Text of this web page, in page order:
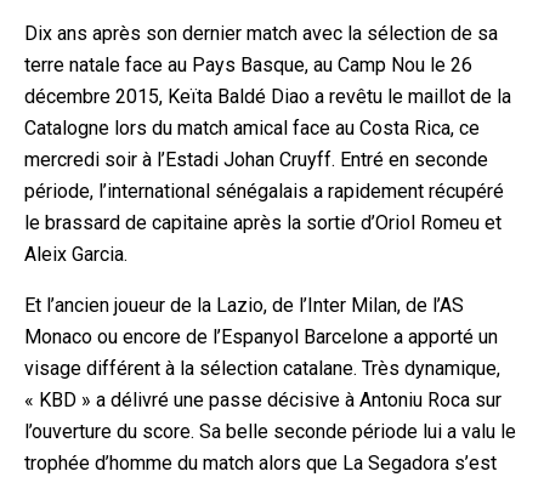
Dix ans après son dernier match avec la sélection de sa
terre natale face au Pays Basque, au Camp Nou le 26
décembre 2015, Keïta Baldé Diao a revêtu le maillot de la
Catalogne lors du match amical face au Costa Rica, ce
mercredi soir à l’Estadi Johan Cruyff. Entré en seconde
période, l’international sénégalais a rapidement récupéré
le brassard de capitaine après la sortie d’Oriol Romeu et
Aleix Garcia.
Et l’ancien joueur de la Lazio, de l’Inter Milan, de l’AS
Monaco ou encore de l’Espanyol Barcelone a apporté un
visage différent à la sélection catalane. Très dynamique,
« KBD » a délivré une passe décisive à Antoniu Roca sur
l’ouverture du score. Sa belle seconde période lui a valu le
trophée d’homme du match alors que La Segadora s’est